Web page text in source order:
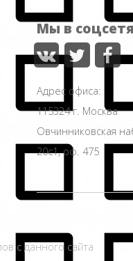
Мы в
Адрес офиса:
115324 г. Москва
Овчинниковская
20с1, оф. 475
с данного сайта